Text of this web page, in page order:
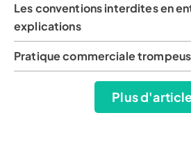
Les conventions interdites en
explications
Pratique commerciale
Plus